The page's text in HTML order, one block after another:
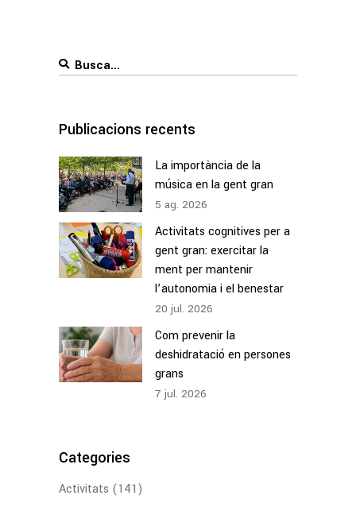
Search
Publicacions recents
La importància de la
música en la gent gran
5 ag. 2026
Activitats cognitives per a
gent gran: exercitar la
ment per mantenir
l’autonomia i el benestar
20 jul. 2026
Com prevenir la
deshidratació en persones
grans
7 jul. 2026
Categories
Activitats (141)